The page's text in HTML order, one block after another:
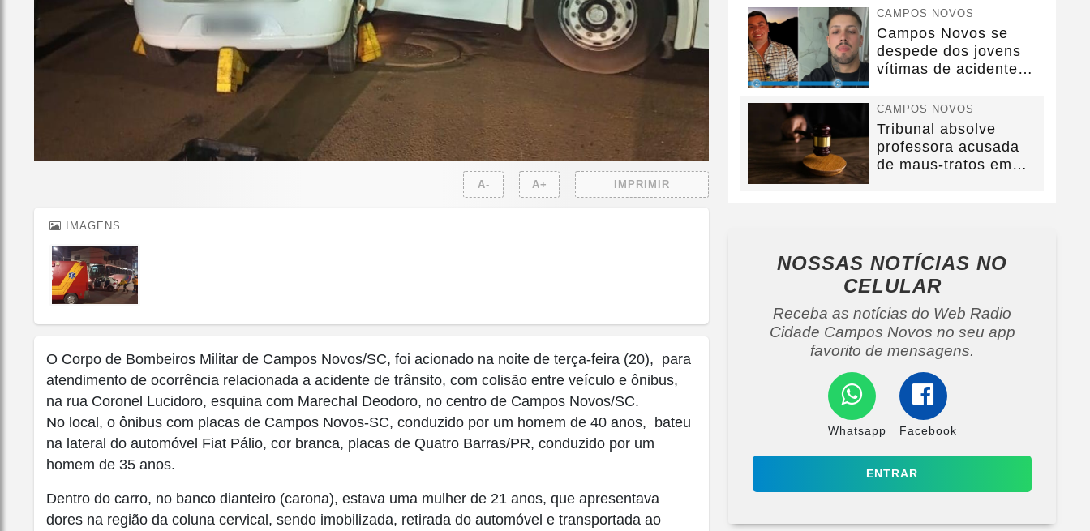
A- A+ IMPRIMIR
IMAGENS
O Corpo de Bombeiros Militar de Campos Novos/SC, foi acionado na noite de terça-feira (20), para
atendimento de ocorrência relacionada a acidente de trânsito, com colisão entre veículo e ônibus,
na rua Coronel Lucidoro, esquina com Marechal Deodoro, no centro de Campos Novos/SC.
No local, o ônibus com placas de Campos Novos-SC, conduzido por um homem de 40 anos, bateu
na lateral do automóvel Fiat Pálio, cor branca, placas de Quatro Barras/PR, conduzido por um
homem de 35 anos.
Dentro do carro, no banco dianteiro (carona), estava uma mulher de 21 anos, que apresentava
dores na região da coluna cervical, sendo imobilizada, retirada do automóvel e transportada ao
CAMPOS NOVOS
Campos Novos se
despede dos jovens
vítimas de acidente
CAMPOS NOVOS
Tribunal absolve
professora acusada
de maus-tratos em
NOSSAS NOTÍCIAS NO
CELULAR
Receba as notícias do Web Radio
Cidade Campos Novos no seu app
favorito de mensagens.
Whatsapp Facebook
ENTRAR